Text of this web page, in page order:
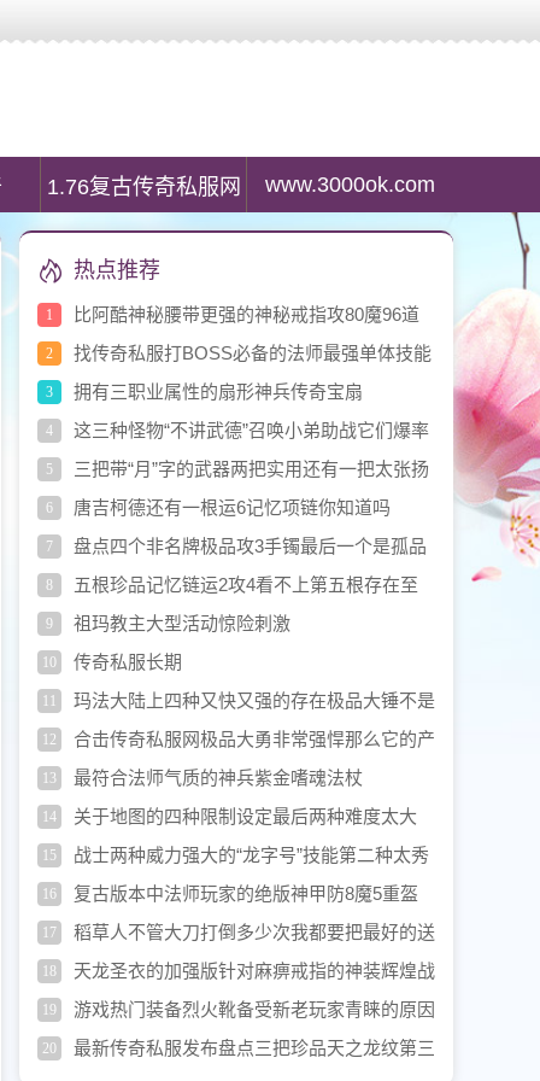
1.76复古传奇私服网 www.3000ok.com
热点推荐
1
比阿酷神秘腰带更强的神秘戒指攻80魔96道
96
2
找传奇私服打BOSS必备的法师最强单体技能
雷电术
3 拥有三职业属性的扇形神兵传奇宝扇
4
这三种怪物“不讲武德”召唤小弟助战它们爆率
如何
5 三把带“月”字的武器两把实用还有一把太张扬
6 唐吉柯德还有一根运6记忆项链你知道吗
7 盘点四个非名牌极品攻3手镯最后一个是孤品
8
五根珍品记忆链运2攻4看不上第五根存在至
今
9 祖玛教主大型活动惊险刺激
10 传奇私服长期
11
玛法大陆上四种又快又强的存在极品大锤不是
最强的
12
合击传奇私服网极品大勇非常强悍那么它的产
出如何
13 最符合法师气质的神兵紫金嗜魂法杖
14 关于地图的四种限制设定最后两种难度太大
15
战士两种威力强大的“龙字号”技能第二种太秀
了
16
复古版本中法师玩家的绝版神甲防8魔5重盔
甲
17
稻草人不管大刀打倒多少次我都要把最好的送
给你
18
天龙圣衣的加强版针对麻痹戒指的神装辉煌战
甲
19
游戏热门装备烈火靴备受新老玩家青睐的原因
探究
20
最新传奇私服发布盘点三把珍品天之龙纹第三